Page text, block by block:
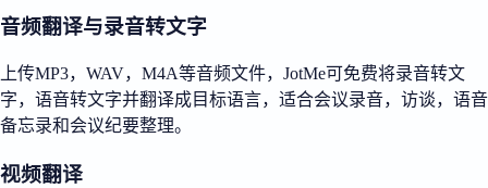
音频翻译与录音转文字
上传MP3，WAV，M4A等音频文件，JotMe可免费将录音转文
字，语音转文字并翻译成目标语言，适合会议录音，访谈，语音
备忘录和会议纪要整理。
视频翻译